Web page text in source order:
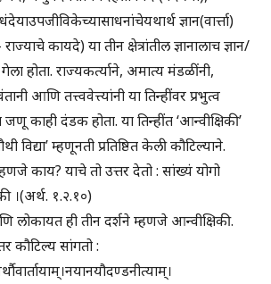
ज्ञान(वार्त्ता)
कायदे) या तीन क्षेत्रांतील ज्ञानालाच ज्ञान/
गेला होता. राज्यकर्त्याने, अमात्य मंडळींनी,
आणि तत्त्ववेत्त्यांनी या तिन्हींवर प्रभुत्व
काही दंडक होता. या तिन्हींत ‘आन्वीक्षिकी’
विद्या’ म्हणूनती प्रतिष्ठित केली कौटिल्याने.
काय? याचे तो उत्तर देतो : सांख्यं योगो
।(अर्थ. १.२.१०)
लोकायत ही तीन दर्शने म्हणजे आन्वीक्षिकी.
कौटिल्य सांगतो :